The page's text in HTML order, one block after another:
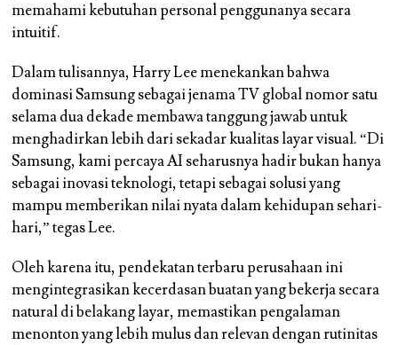
memahami kebutuhan personal penggunanya secara
intuitif.
Dalam tulisannya, Harry Lee menekankan bahwa
dominasi Samsung sebagai jenama TV global nomor satu
selama dua dekade membawa tanggung jawab untuk
menghadirkan lebih dari sekadar kualitas layar visual. “Di
Samsung, kami percaya AI seharusnya hadir bukan hanya
sebagai inovasi teknologi, tetapi sebagai solusi yang
mampu memberikan nilai nyata dalam kehidupan sehari-
hari,” tegas Lee.
Oleh karena itu, pendekatan terbaru perusahaan ini
mengintegrasikan kecerdasan buatan yang bekerja secara
natural di belakang layar, memastikan pengalaman
menonton yang lebih mulus dan relevan dengan rutinitas